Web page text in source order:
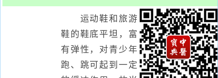
运动鞋和旅游
鞋的鞋底平坦，富
有弹性，对青少年
跑、跳可起到一定